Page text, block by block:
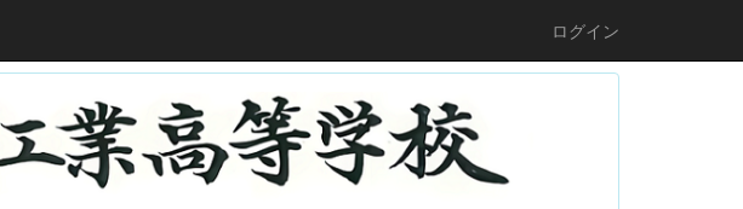
ログイン